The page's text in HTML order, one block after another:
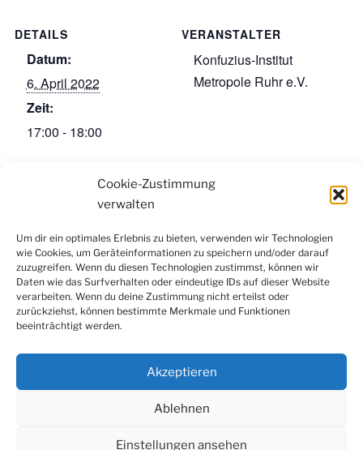
Cookie-Zustimmung
verwalten
Um dir ein optimales Erlebnis zu bieten, verwenden wir Technologien
wie Cookies, um Geräteinformationen zu speichern und/oder darauf
zuzugreifen. Wenn du diesen Technologien zustimmst, können wir
Daten wie das Surfverhalten oder eindeutige IDs auf dieser Website
verarbeiten. Wenn du deine Zustimmung nicht erteilst oder
zurückziehst, können bestimmte Merkmale und Funktionen
beeinträchtigt werden.
Akzeptieren
Ablehnen
Einstellungen ansehen
DETAILS
Datum:
6. April 2022
Zeit:
17:00 - 18:00
VERANSTALTUNGSORT
VERANSTALTER
Konfuzius-Institut
Metropole Ruhr e.V.
Facebook Instagram LinkedIn
YouTube
Newsletter
Richtlinie (EU)